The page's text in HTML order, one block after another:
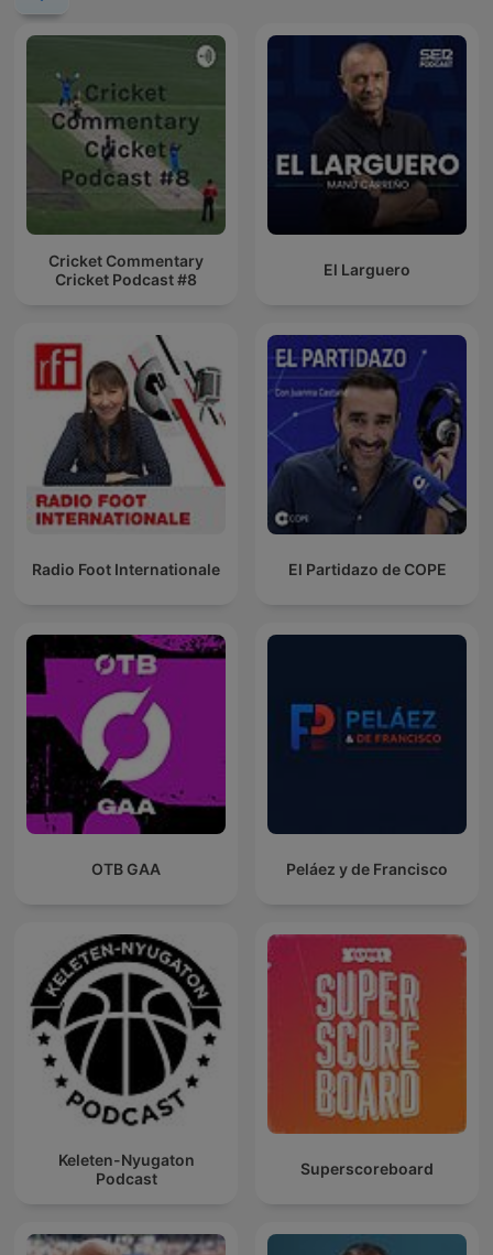
Cricket Commentary
Cricket Podcast #8
El Larguero
Radio Foot Internationale El Partidazo de COPE
OTB GAA Peláez y de Francisco
Keleten-Nyugaton
Podcast
Superscoreboard